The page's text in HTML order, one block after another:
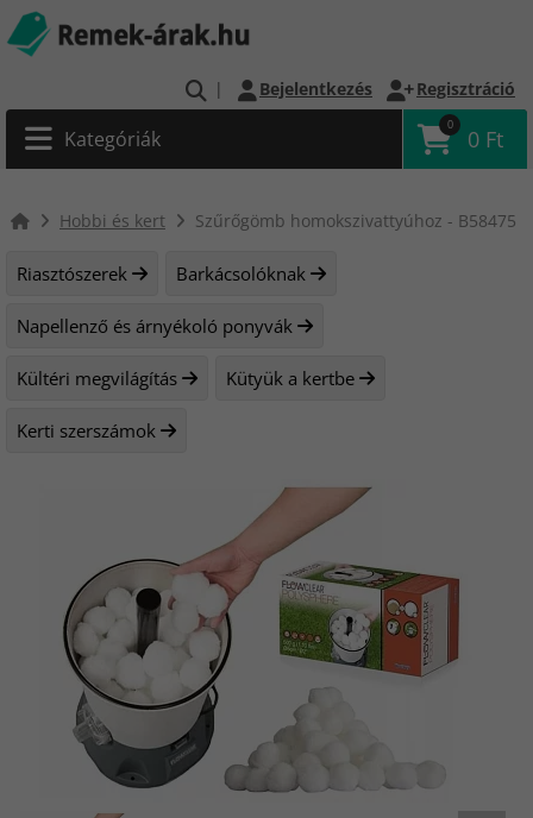
| Bejelentkezés Regisztráció
Kategóriák
0
0 Ft
Hobbi és kert Szűrőgömb homokszivattyúhoz - B58475
Riasztószerek Barkácsolóknak
Napellenző és árnyékoló ponyvák
Kültéri megvilágítás Kütyük a kertbe
Kerti szerszámok